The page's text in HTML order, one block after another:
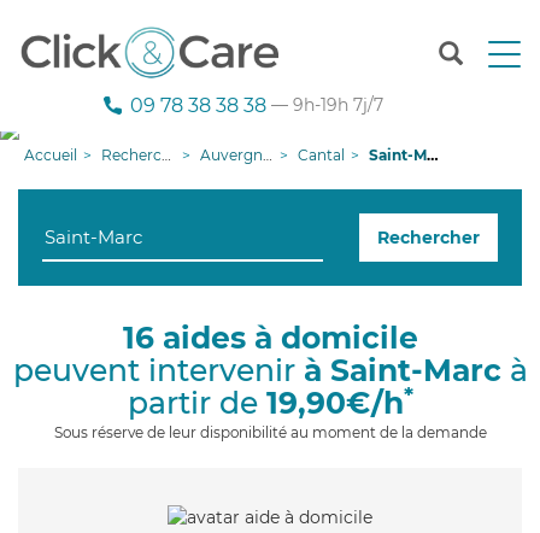
T
n
g
09 78 38 38 38 — 9h-19h 7j/7
Accueil Recherche aide à domicile Auvergne-Rhône-Alpes Cantal Saint-Marc
Rechercher
16 aides à domicile
peuvent intervenir à Saint-Marcà
partir de 19,90€/h*
Sous réserve de leur disponibilité au moment de la demande